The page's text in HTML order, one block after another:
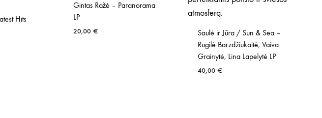
Hits
Gintas Rožė – Paranorama
LP
20,00€
Saulė ir Jūra / Sun & Sea –
Rugilė Barzdžiukaitė, Vaiva
Grainytė, Lina Lapelytė LP
40,00€